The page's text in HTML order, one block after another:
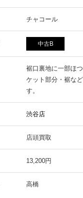
チャコール
中古B
裾口裏地に一部ほ
ケット部分・裾な
す。
渋谷店
店頭買取
13,200円
高橋